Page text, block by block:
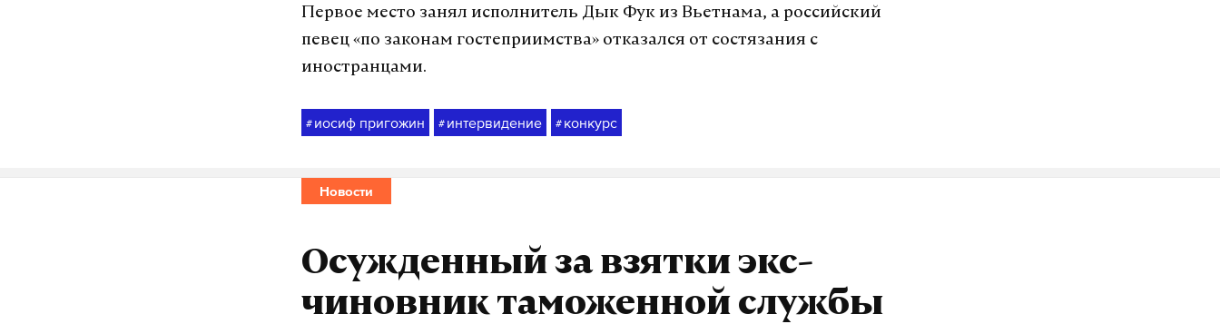
Первое место занял исполнитель Дык Фук из Вьетнама, а российский
певец «по законам гостеприимства» отказался от состязания с
иностранцами.
# иосиф пригожин # интервидение # конкурс
Новости
Осужденный за взятки экс-
чиновник таможенной службы